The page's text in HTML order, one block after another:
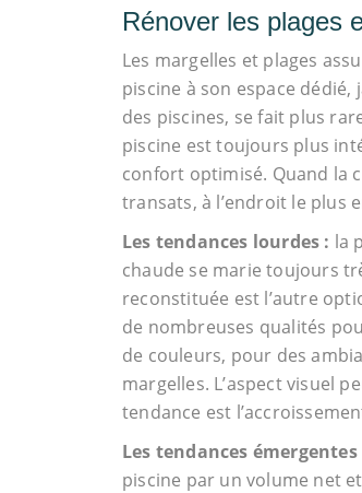
Rénover les plages
Les margelles et plages
piscine à son espace
des piscines, se fait plus
piscine est toujours plus
confort optimisé. Quand la
transats, à l’endroit le plus
Les tendances lourdes : la
chaude se marie toujours
reconstituée est l’autre
de nombreuses qualités
de couleurs, pour des
margelles. L’aspect visuel
tendance est
Les tendances émergentes
piscine par un volume net